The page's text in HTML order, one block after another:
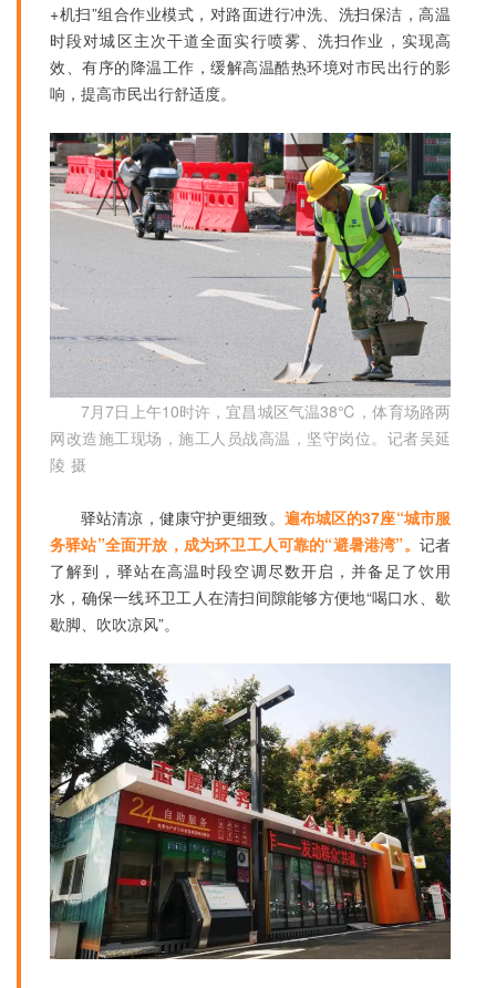
+机扫”组合作业模式，对路面进行冲洗、洗扫保洁，高温
时段对城区主次干道全面实行喷雾、洗扫作业，实现高
效、有序的降温工作，缓解高温酷热环境对市民出行的影
响，提高市民出行舒适度。
7月7日上午10时许，宜昌城区气温38℃，体育场路两
网改造施工现场，施工人员战高温，坚守岗位。记者吴延
陵 摄
驿站清凉，健康守护更细致。 遍布城区的37座“城市服
务驿站”全面开放，成为环卫工人可靠的“避暑港湾”。 记者
了解到，驿站在高温时段空调尽数开启，并备足了饮用
水，确保一线环卫工人在清扫间隙能够方便地“喝口水、歇
歇脚、吹吹凉风”。